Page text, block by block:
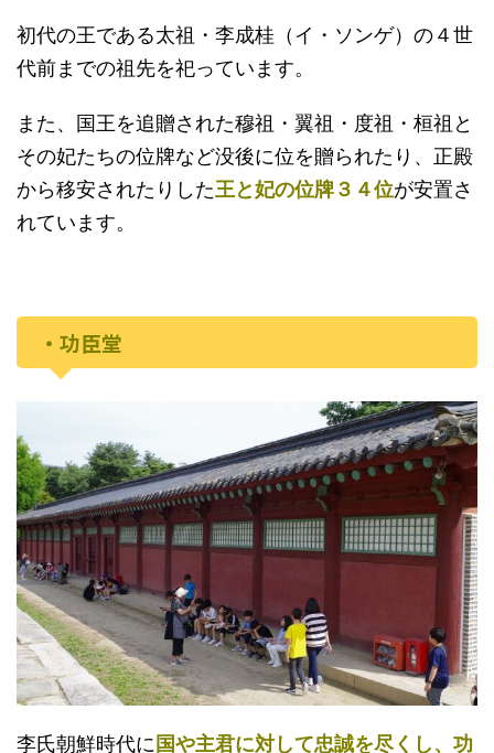
初代の王である太祖・李成桂（イ・ソンゲ）の４世
代前までの祖先を祀っています。
また、国王を追贈された穆祖・翼祖・度祖・桓祖と
その妃たちの位牌など没後に位を贈られたり、正殿
から移安されたりした王と妃の位牌３４位が安置さ
れています。
・功臣堂
李氏朝鮮時代に国や主君に対して忠誠を尽くし、 功